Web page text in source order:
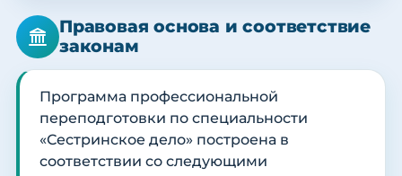
Правовая основа и соответствие
законам
Программа профессиональной
переподготовки по специальности
«Сестринское дело» построена в
соответствии со следующими